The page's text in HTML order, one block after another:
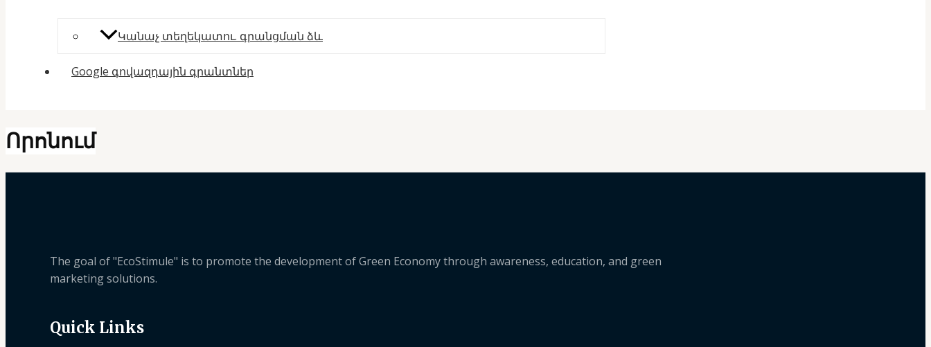
Կանաչ տեղեկատու. գրանցման ձև
Google գովազդային գրանտներ
Որոնում
The goal of "EcoStimule" is to promote the development of Green Economy through awareness, education, and green
marketing solutions.
Quick Links